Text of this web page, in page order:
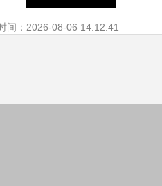
间：2026-08-06 14:12:41